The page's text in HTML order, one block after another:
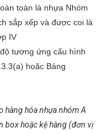
toàn là nhựa Nhóm
sắp xếp và được coi là
IV
tương ứng cấu hình
hoặc Bảng
hàng hóa nhựa nhóm A
box hoặc kệ hàng (đơn vị